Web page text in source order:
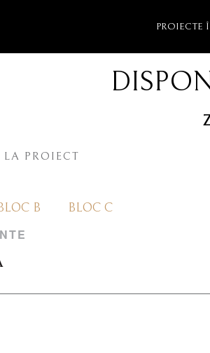
PROIECTE
PROIECT
B BLOC C